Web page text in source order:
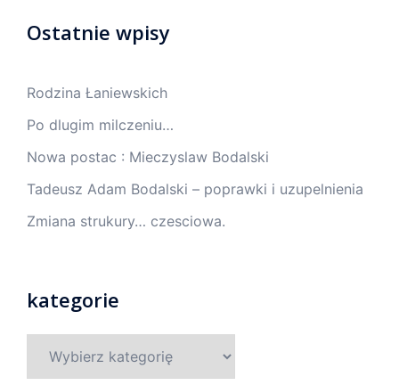
Ostatnie wpisy
Rodzina Łaniewskich
Po dlugim milczeniu…
Nowa postac : Mieczyslaw Bodalski
Tadeusz Adam Bodalski – poprawki i uzupelnienia
Zmiana strukury… czesciowa.
kategorie